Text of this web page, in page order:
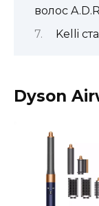
волос
Kelli
Dyson